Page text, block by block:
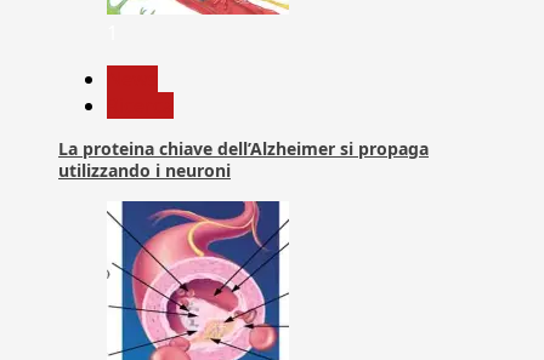
La proteina chiave dell’Alzheimer si propaga
utilizzando i neuroni